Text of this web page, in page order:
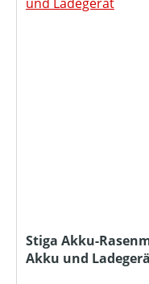
Stiga Akku-
Akku und